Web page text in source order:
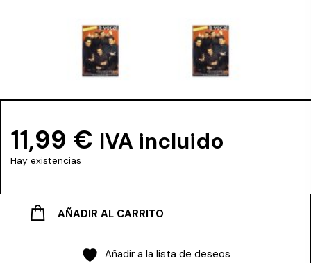
11,99 € IVA incluido
Hay existencias
AÑADIR AL CARRITO
Añadir a la lista de deseos